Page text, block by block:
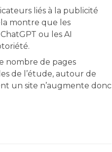
liés à la publicité
montre que les
ou les AI
nombre de pages
de l’étude, autour de
un site n’augmente donc